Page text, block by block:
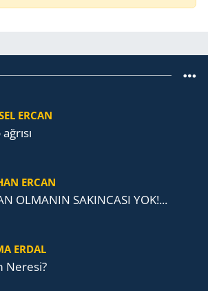
ERCAN
ERCAN
OLMANIN SAKINCASI YOK!...
ERDAL
Neresi?